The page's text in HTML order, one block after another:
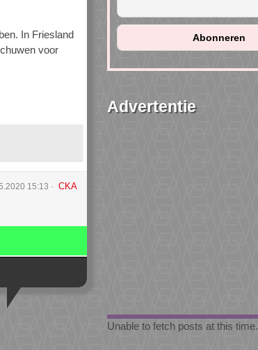
In Friesland
voor
15:13 CKA
Advertentie
Unable to fetch posts at this time.